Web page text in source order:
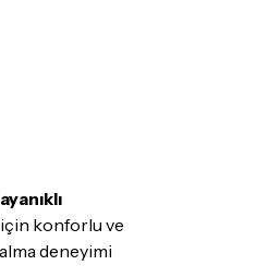
için konforlu ve
deneyimi